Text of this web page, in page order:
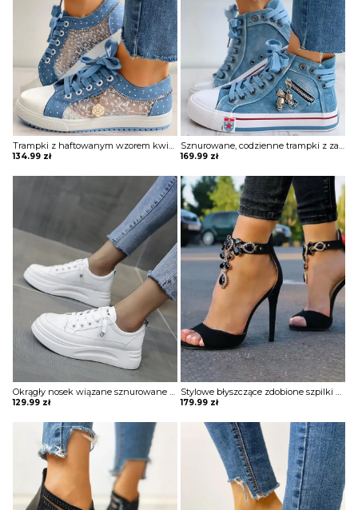
Trampki z haftowanym wzorem kwiatowym Margeaux
134.99 zł
Sznurowane, codzienne trampki z zamkiem w kształcie szkieletu Najla
169.99 zł
129.99 zł 179.99 zł